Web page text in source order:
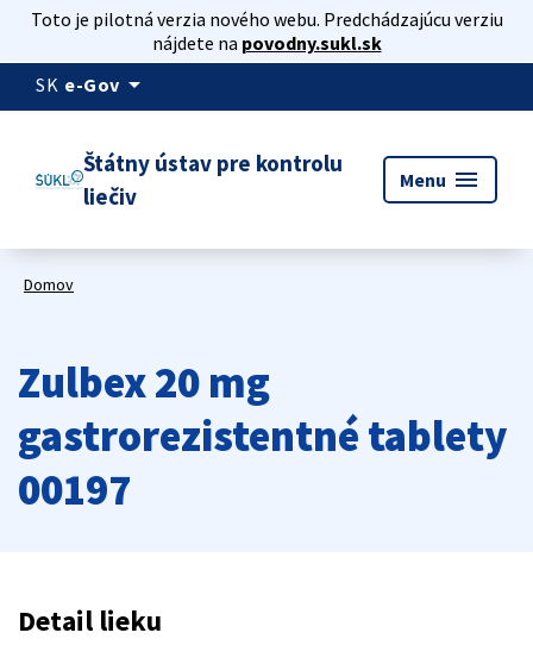
Toto je pilotná verzia nového webu. Predchádzajúcu verziu
nájdete na povodny.sukl.sk
SK e-Gov arrow_drop_down
Štátny ústav pre kontrolu
liečiv
Menu menu
Domov
Zulbex 20 mg
gastrorezistentné tablety
00197
Detail lieku